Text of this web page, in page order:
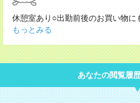
休憩室あり○出勤前後のお買い物
もっとみる
あなたの閲覧履